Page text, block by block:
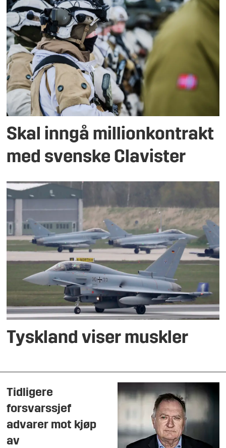
Skal inngå millionkontrakt
med svenske Clavister
Tyskland viser muskler
Tidligere
forsvarssjef
advarer mot kjøp
av